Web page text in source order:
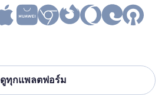
ดูทุกแพลตฟอร์ม